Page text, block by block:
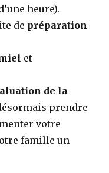
heure).
de préparation
et
de la
prendre
votre
famille un